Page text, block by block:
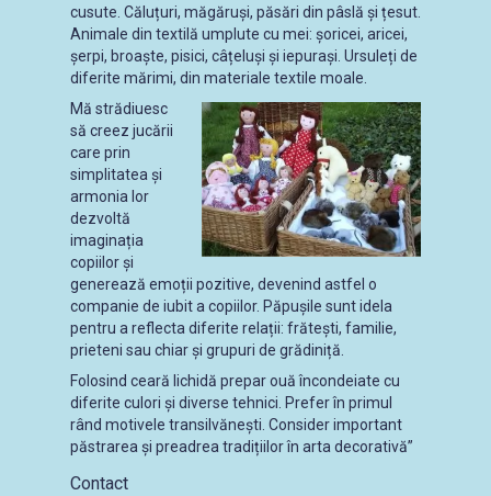
cusute. Căluțuri, măgăruși, păsări din pâslă și țesut.
Animale din textilă umplute cu mei: șoricei, aricei,
șerpi, broaște, pisici, câțeluși și iepurași. Ursuleți de
diferite mărimi, din materiale textile moale.
Mă strădiuesc
să creez jucării
care prin
simplitatea și
armonia lor
dezvoltă
imaginația
copiilor și
generează emoții pozitive, devenind astfel o
companie de iubit a copiilor. Păpușile sunt idela
pentru a reflecta diferite relații: frătești, familie,
prieteni sau chiar și grupuri de grădiniță.
Folosind ceară lichidă prepar ouă încondeiate cu
diferite culori și diverse tehnici. Prefer în primul
rând motivele transilvănești. Consider important
păstrarea și preadrea tradițiilor în arta decorativă”
Contact